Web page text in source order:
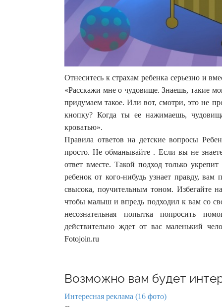
Отнеситесь к страхам ребенка серьезно и
«Расскажи мне о чудовище. Знаешь, такие
придумаем такое. Или вот, смотри, это не
кнопку? Когда ты ее нажимаешь,
кроватью».
Правила ответов на детские вопросы
просто. Не обманывайте . Если вы не
ответ вместе. Такой подход только
ребенок от кого-нибудь узнает правду,
свысока, поучительным тоном. Избегайте
чтобы малыш и впредь подходил к вам со
несознательная попытка попросить
действительно ждет от вас маленький
Fotojoin.ru
Возможно вам будет
Интересная реклама (16 фото)